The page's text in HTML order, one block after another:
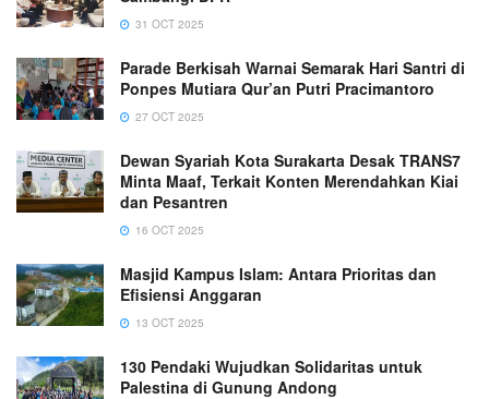
31 OCT 2025
Parade Berkisah Warnai Semarak Hari Santri di
Ponpes Mutiara Qur’an Putri Pracimantoro
27 OCT 2025
Dewan Syariah Kota Surakarta Desak TRANS7
Minta Maaf, Terkait Konten Merendahkan Kiai
dan Pesantren
16 OCT 2025
Masjid Kampus Islam: Antara Prioritas dan
Efisiensi Anggaran
13 OCT 2025
130 Pendaki Wujudkan Solidaritas untuk
Palestina di Gunung Andong